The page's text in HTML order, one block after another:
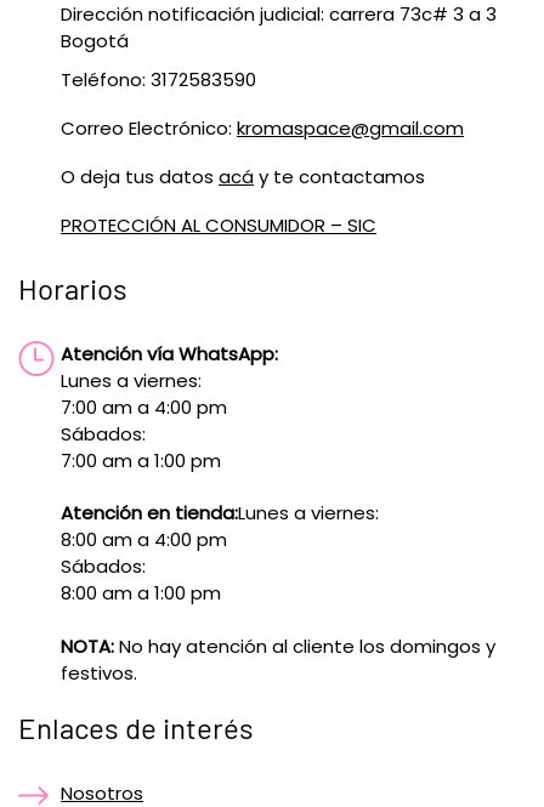
Dirección notificación judicial: carrera 73c# 3 a 3
Bogotá
Teléfono: 3172583590
Correo Electrónico: kromaspace@gmail.com
O deja tus datos acáy te contactamos
PROTECCIÓN AL CONSUMIDOR – SIC
Horarios
Atención vía WhatsApp:
Lunes a viernes:
7:00 am a 4:00 pm
Sábados:
7:00 am a 1:00 pm
Atención en tienda:Lunes a viernes:
8:00 am a 4:00 pm
Sábados:
8:00 am a 1:00 pm
NOTA:No hay atención al cliente los domingos y
festivos.
Enlaces de interés
Nosotros